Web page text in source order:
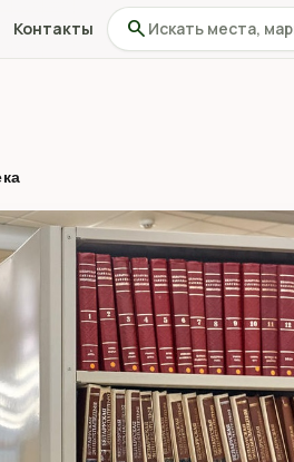
Контакты Поиск по сайту
search